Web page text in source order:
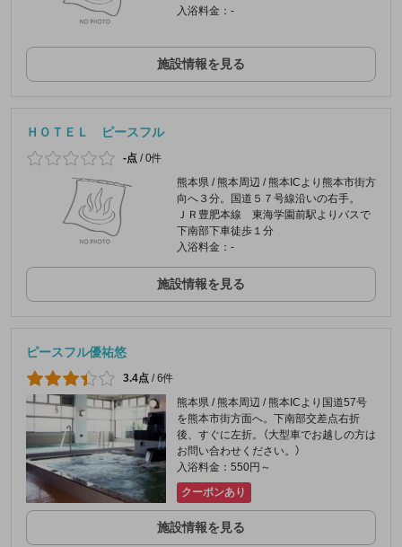
入浴料金：-
施設情報を見る
ＨＯＴＥＬ ピースフル
-点 /0件
熊本県 / 熊本周辺 / 熊本ICより熊本市街方
向へ３分。国道５７号線沿いの右手。
ＪＲ豊肥本線 東海学園前駅よりバスで
下南部下車徒歩１分
入浴料金：-
施設情報を見る
ピースフル優祐悠
3.4点 /6件
熊本県 / 熊本周辺 / 熊本ICより国道57号
を熊本市街方面へ。下南部交差点右折
後、すぐに左折。（大型車でお越しの方は
お問い合わせください。）
入浴料金：550円～
クーポンあり
施設情報を見る